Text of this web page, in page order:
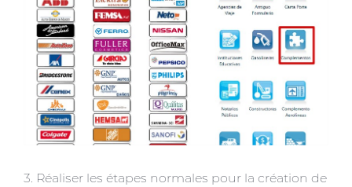
3. Réaliser les étapes normales pour la création de